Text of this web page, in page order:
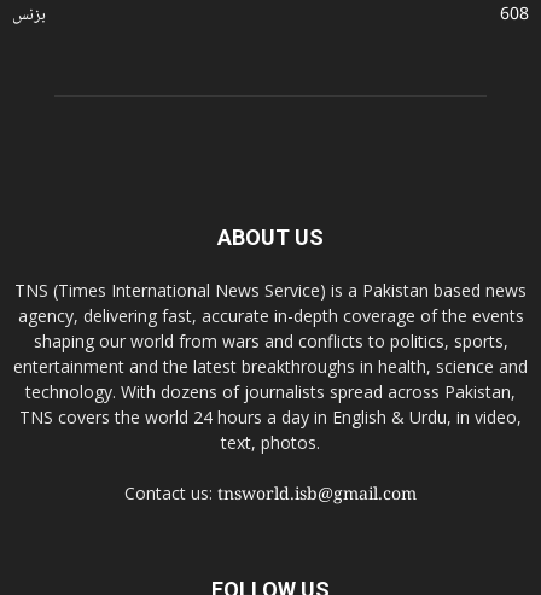
بزنس
608
ABOUT US
TNS (Times International News Service) is a Pakistan based news
agency, delivering fast, accurate in-depth coverage of the events
shaping our world from wars and conflicts to politics, sports,
entertainment and the latest breakthroughs in health, science and
technology. With dozens of journalists spread across Pakistan,
TNS covers the world 24 hours a day in English & Urdu, in video,
text, photos.
Contact us: tnsworld.isb@gmail.com
FOLLOW US